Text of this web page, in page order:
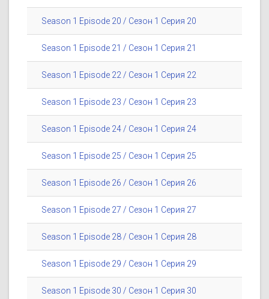
Season 1 Episode 20 / Сезон 1 Серия 20
Season 1 Episode 21 / Сезон 1 Серия 21
Season 1 Episode 22 / Сезон 1 Серия 22
Season 1 Episode 23 / Сезон 1 Серия 23
Season 1 Episode 24 / Сезон 1 Серия 24
Season 1 Episode 25 / Сезон 1 Серия 25
Season 1 Episode 26 / Сезон 1 Серия 26
Season 1 Episode 27 / Сезон 1 Серия 27
Season 1 Episode 28 / Сезон 1 Серия 28
Season 1 Episode 29 / Сезон 1 Серия 29
Season 1 Episode 30 / Сезон 1 Серия 30